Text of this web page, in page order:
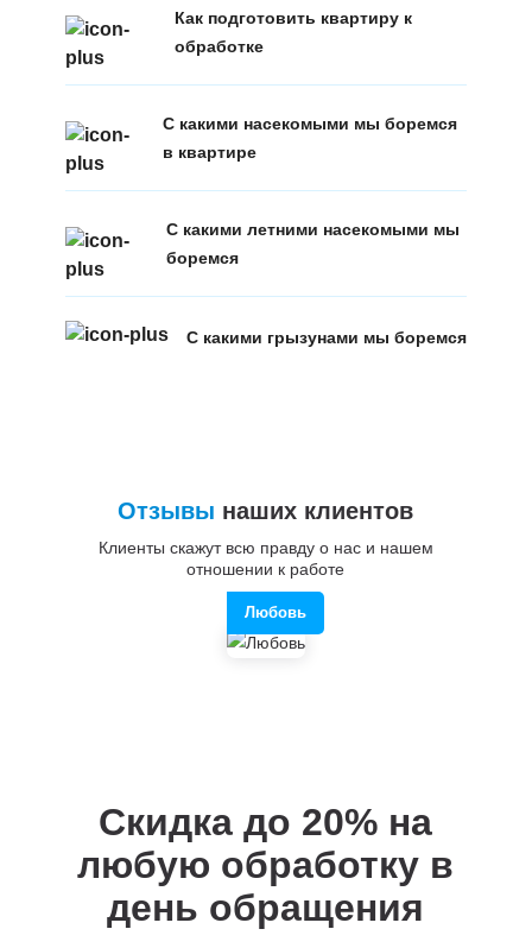
Как подготовить квартиру к
обработке
С какими насекомыми мы боремся
в квартире
С какими летними насекомыми мы
боремся
С какими грызунами мы боремся
Отзывы наших клиентов
Клиенты скажут всю правду о нас и нашем
отношении к работе
Любовь
Скидка до 20% на
любую обработку в
день обращения